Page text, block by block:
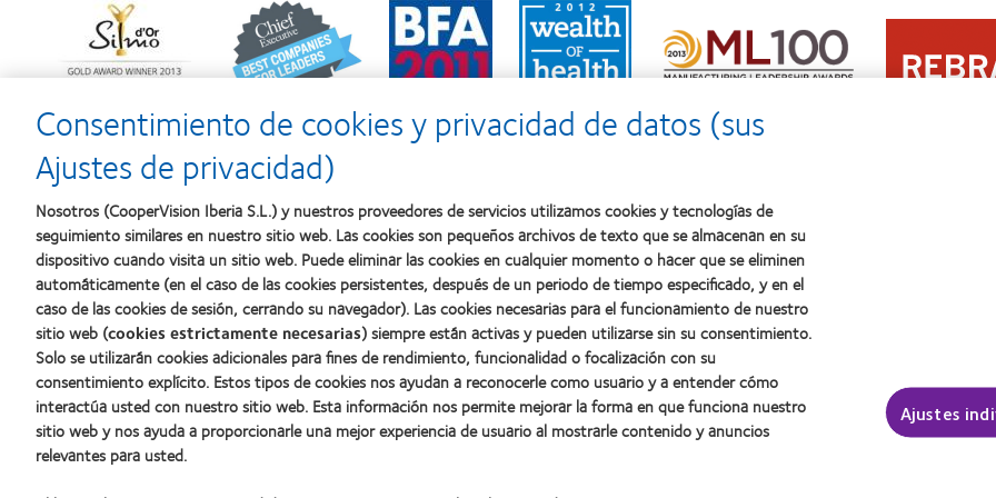
about
Premio
al
producto
con
MyDay™
Learn
more
about
2012
2010:
Mejor
empresa
para
el
desarrollo
del
liderazgo
Learn
more
about
2011:
la
mejor
Learn
more
about
2011:
a
la
Learn
more
about
Premio
Manufacturing
100)
(2012)
Learn
more
about
2012
Nuestros productos
Encuentre su lente
Tecnología para lentes de contacto
Lentes de contacto y visión
Sobre nosotros
Carreras
Noticias
Contacto
Legal
Aviso Legal
Aviso de cookies
Consentimiento de cookies y privacidad de datos (sus
Ajustes de privacidad)
Nosotros (CooperVision Iberia S.L.) y nuestros proveedores de servicios utilizamos cookies y tecnologías de
seguimiento similares en nuestro sitio web. Las cookies son pequeños archivos de texto que se almacenan en su
dispositivo cuando visita un sitio web. Puede eliminar las cookies en cualquier momento o hacer que se eliminen
automáticamente (en el caso de las cookies persistentes, después de un periodo de tiempo especificado, y en el
caso de las cookies de sesión, cerrando su navegador). Las cookies necesarias para el funcionamiento de nuestro
sitio web (cookies estrictamente necesarias) siempre están activas y pueden utilizarse sin su consentimiento.
Solo se utilizarán cookies adicionales para fines de rendimiento, funcionalidad o focalización con su
consentimiento explícito. Estos tipos de cookies nos ayudan a reconocerle como usuario y a entender cómo
interactúa usted con nuestro sitio web. Esta información nos permite mejorar la forma en que funciona nuestro
sitio web y nos ayuda a proporcionarle una mejor experiencia de usuario al mostrarle contenido y anuncios
relevantes para usted.
Ajustes